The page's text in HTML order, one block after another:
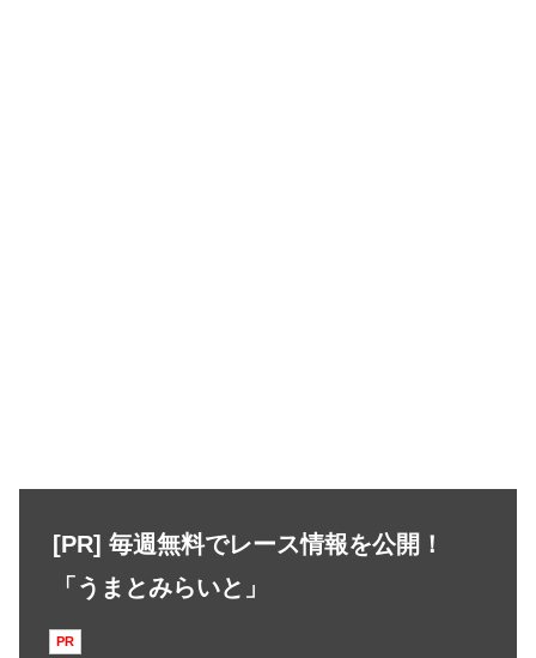
[PR] 毎週無料でレース情報を公開！
「うまとみらいと」